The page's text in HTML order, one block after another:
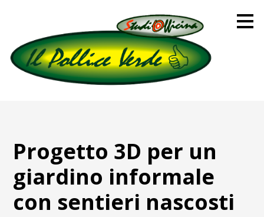
principali
Progetto 3D per un
giardino informale
con sentieri nascosti